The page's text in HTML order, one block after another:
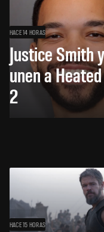
HACE 14 HORAS
Justice Smith
unen a
2
HACE 15 HORAS